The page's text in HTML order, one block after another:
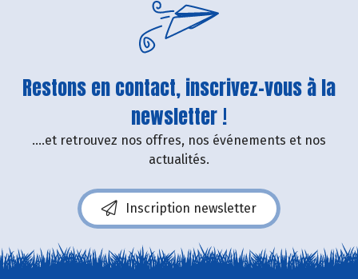
Restons en contact, inscrivez-vous à la
newsletter !
....et retrouvez nos offres, nos événements et nos
actualités.
Inscription newsletter